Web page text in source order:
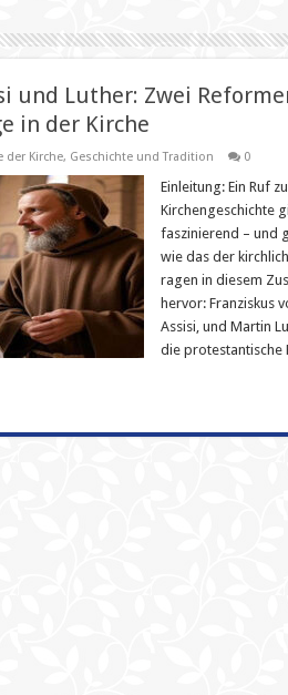
und Luther: Zwei
in der Kirche
der Kirche, Geschichte und Tradition 0
Einleitung: Ein Ruf
Kirchengeschichte
faszinierend – und
wie das der
ragen in diesem
hervor: Franziskus
Assisi, und Martin
die